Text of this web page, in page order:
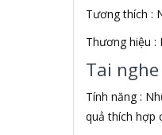
AKG
Akino
AKIRA
Akus
Alctron
Alfa
ALGOZ
Tương thích :
Thương hiệu :
Tai
Tính năng :
quả thích hợp